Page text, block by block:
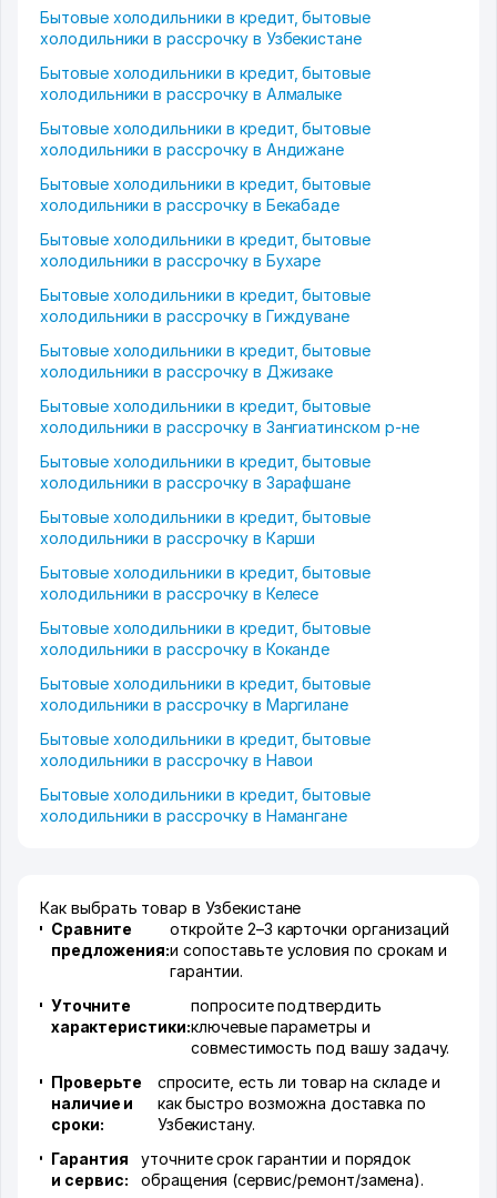
Бытовые холодильники в кредит, бытовые
холодильники в рассрочку в Узбекистане
Бытовые холодильники в кредит, бытовые
холодильники в рассрочку в Алмалыке
Бытовые холодильники в кредит, бытовые
холодильники в рассрочку в Андижане
Бытовые холодильники в кредит, бытовые
холодильники в рассрочку в Бекабаде
Бытовые холодильники в кредит, бытовые
холодильники в рассрочку в Бухаре
Бытовые холодильники в кредит, бытовые
холодильники в рассрочку в Гиждуване
Бытовые холодильники в кредит, бытовые
холодильники в рассрочку в Джизаке
Бытовые холодильники в кредит, бытовые
холодильники в рассрочку в Зангиатинском р-не
Бытовые холодильники в кредит, бытовые
холодильники в рассрочку в Зарафшане
Бытовые холодильники в кредит, бытовые
холодильники в рассрочку в Карши
Бытовые холодильники в кредит, бытовые
холодильники в рассрочку в Келесе
Бытовые холодильники в кредит, бытовые
холодильники в рассрочку в Коканде
Бытовые холодильники в кредит, бытовые
холодильники в рассрочку в Маргилане
Бытовые холодильники в кредит, бытовые
холодильники в рассрочку в Навои
Бытовые холодильники в кредит, бытовые
холодильники в рассрочку в Намангане
Как выбрать товар в Узбекистане
Сравните
предложения:
откройте 2–3 карточки организаций
и сопоставьте условия по срокам и
гарантии.
Уточните
характеристики:
попросите подтвердить
ключевые параметры и
совместимость под вашу задачу.
Проверьте
наличие и
сроки:
спросите, есть ли товар на складе и
как быстро возможна доставка по
Узбекистану.
Гарантия
и сервис:
уточните срок гарантии и порядок
обращения (сервис/ремонт/замена).